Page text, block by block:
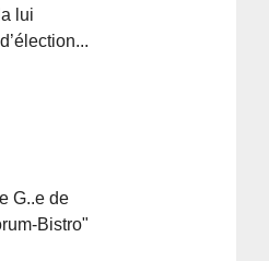
lui
G..e de
Bistro"